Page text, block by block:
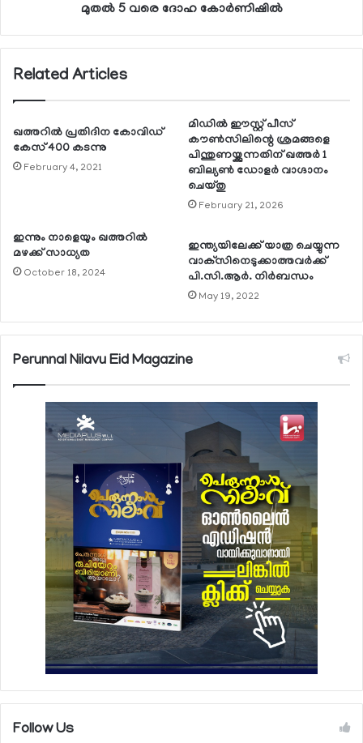
മുതല്‍ 5 വരെ ദോഹ കോര്‍ണിഷില്‍
Related Articles
ഖത്തറില്‍ പ്രതിദിന കോവിഡ്
കേസ് 400 കടന്നു
February 4, 2021
മിഡില്‍ ഈസ്റ്റ് പീസ്
കൗണ്‍സിലിന്റെ ശ്രമങ്ങളെ
പിന്തുണയ്ക്കുന്നതിന് ഖത്തര്‍ 1
ബില്യണ്‍ ഡോളര്‍ വാഗ്ദാനം
ചെയ്തു
February 21, 2026
ഇന്നും നാളെയും ഖത്തറില്‍
മഴക്ക് സാധ്യത
October 18, 2024
ഇന്ത്യയിലേക്ക് യാത്ര ചെയ്യുന്ന
വാക്‌സിനെടുക്കാത്തവര്‍ക്ക്
പി.സി.ആര്‍. നിര്‍ബന്ധം
May 19, 2022
Perunnal Nilavu Eid Magazine
Follow Us